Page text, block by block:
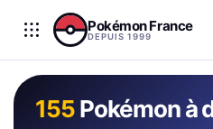
Aller au contenu
Pokémon France
DEPUIS 1999
155Pokémon à